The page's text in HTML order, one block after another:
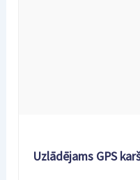
Uzlādējams GPS